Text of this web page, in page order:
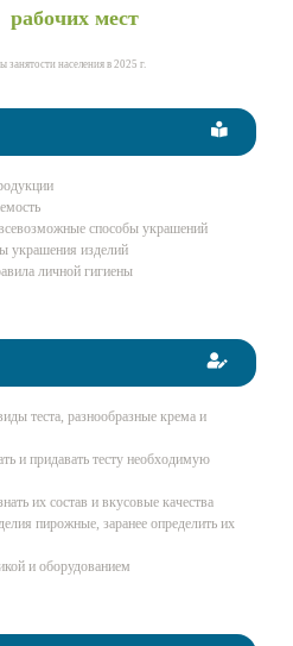
рабочих мест
населения в 2025 г.
способы украшений
украшения изделий
личной гигиены
теста, разнообразные крема и
и придавать тесту необходимую
их состав и вкусовые качества
пирожные, заранее определить их
и оборудованием